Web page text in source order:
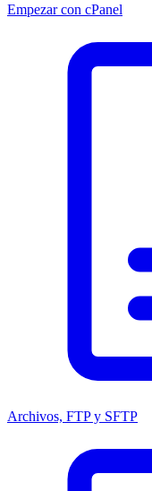
Empezar con cPanel
Archivos, FTP y SFTP